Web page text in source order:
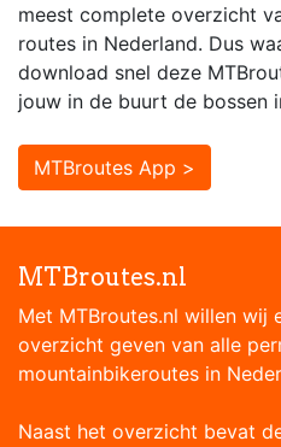
meest complete overzicht
routes in Nederland. Dus
download snel deze
jouw in de buurt de bossen
MTBroutes App >
MTBroutes.nl
Met MTBroutes.nl willen wij
overzicht geven van alle
mountainbikeroutes in
Naast het overzicht bevat